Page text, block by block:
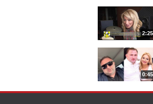
2:25
0:45